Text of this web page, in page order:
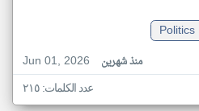
Politics
Jun 01, 2026
منذ شهرين
عدد الكلمات: ٢١٥